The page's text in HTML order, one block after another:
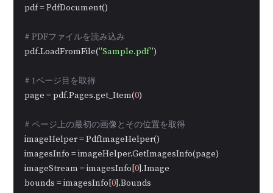
pdf = PdfDocument()
# PDFファイルを読み込み
pdf.LoadFromFile("Sample.pdf")
# 1ページ目を取得
page = pdf.Pages.get_Item(0)
# ページ上の最初の画像とその位置を取得
imageHelper = PdfImageHelper()
imagesInfo = imageHelper.GetImagesInfo(page)
imageStream = imagesInfo[0].Image
bounds = imagesInfo[0].Bounds